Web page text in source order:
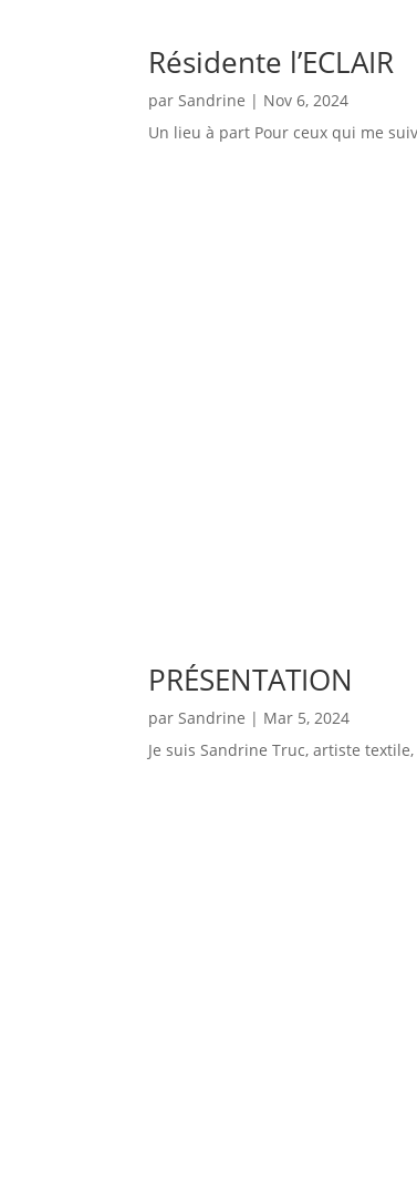
Résidente l’ECLAIR
parSandrine | Nov 6, 2024
Un lieu à part Pour ceux qui me
PRÉSENTATION
parSandrine | Mar 5, 2024
Je suis Sandrine Truc, artiste